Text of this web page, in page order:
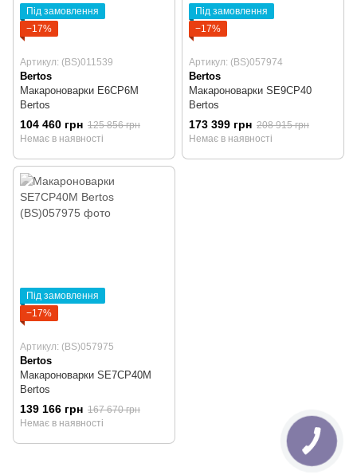
Під замовлення
−17%
Артикул: (BS)011539
Bertos
Макароноварки E6CP6M
Bertos
104 460 грн 125 856 грн
Немає в наявності
Під замовлення
−17%
Артикул: (BS)057974
Bertos
Макароноварки SE9CP40
Bertos
173 399 грн 208 915 грн
Немає в наявності
Під замовлення
−17%
Артикул: (BS)057975
Bertos
Макароноварки SE7CP40M
Bertos
139 166 грн 167 670 грн
Немає в наявності